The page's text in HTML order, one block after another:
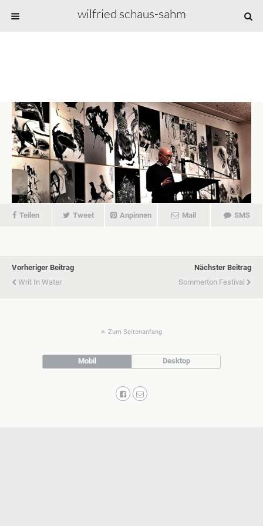
wilfried schaus-sahm
Teilen Tweet Anpinnen Mail SMS
Vorheriger Beitrag
Writ In Water
Nächster Beitrag
Sommerton Festival
Zum Seitenanfang
Mobil Desktop